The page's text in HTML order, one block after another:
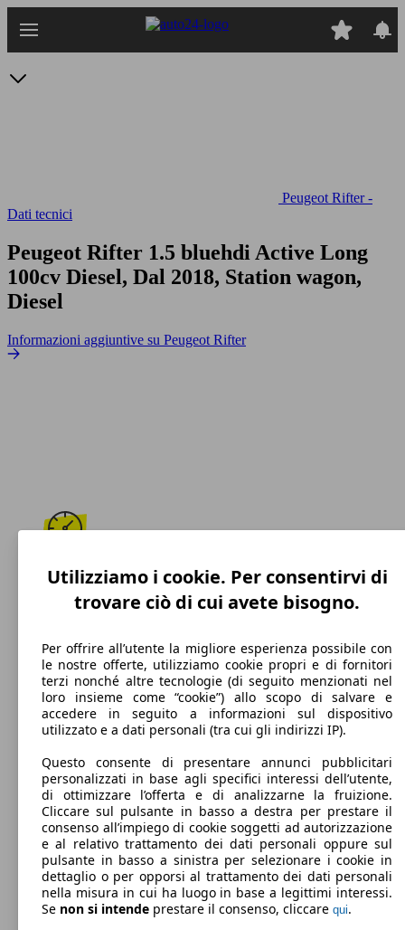
Peugeot Rifter -
Dati tecnici
Peugeot Rifter 1.5 bluehdi Active Long
100cv Diesel, Dal 2018, Station wagon,
Diesel
Informazioni aggiuntive su Peugeot Rifter
171 km/h
Velocità massima
Diesel
Carburante
116 g/km
Emissioni di CO2 (combinato)*
Utilizziamo i cookie. Per consentirvi di
trovare ciò di cui avete bisogno.
Per offrire all’utente la migliore esperienza possibile con
le nostre offerte, utilizziamo cookie propri e di fornitori
terzi nonché altre tecnologie (di seguito menzionati nel
loro insieme come “cookie”) allo scopo di salvare e
accedere in seguito a informazioni sul dispositivo
utilizzato e a dati personali (tra cui gli indirizzi IP).
Questo consente di presentare annunci pubblicitari
personalizzati in base agli specifici interessi dell’utente,
di ottimizzare l’offerta e di analizzarne la fruizione.
Cliccare sul pulsante in basso a destra per prestare il
consenso all’impiego di cookie soggetti ad autorizzazione
e al relativo trattamento dei dati personali oppure sul
pulsante in basso a sinistra per selezionare i cookie in
dettaglio o per opporsi al trattamento dei dati personali
nella misura in cui ha luogo in base a legittimi interessi.
Se non si intende prestare il consenso, cliccare qui.